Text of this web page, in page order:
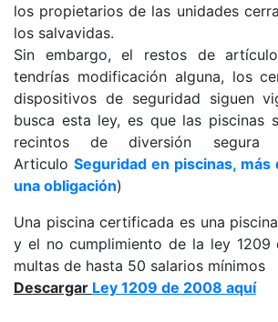
los propietarios de las unidades
los salvavidas.
Sin embargo, el restos de
tendrías modificación alguna, los
dispositivos de seguridad siguen
busca esta ley, es que las piscinas
recintos de diversión
Articulo Seguridad en piscinas,
una obligación)
Una piscina certificada es una
y el no cumplimiento de la ley 1209
multas de hasta 50 salarios mínimos
Descargar Ley 1209 de 2008 aquí